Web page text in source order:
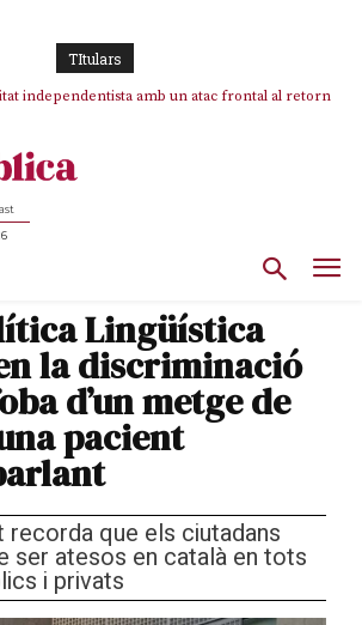
TItulars
independentista amb un atac frontal al retorn
la transparència del seu retorn i manté el pols
Lingüística
la discriminació
d’un metge de
pacient
recorda que els ciutadans
ser atesos en català en tots
i privats